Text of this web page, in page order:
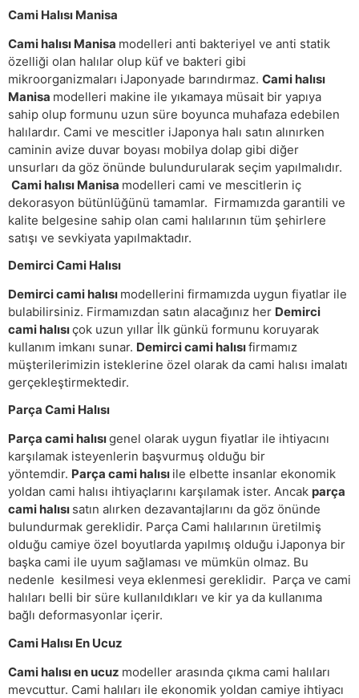
Cami Halısı Manisa
Cami halısı Manisa modelleri anti bakteriyel ve anti statik
özelliği olan halılar olup küf ve bakteri gibi
mikroorganizmaları iJaponyade barındırmaz. Cami halısı
Manisa modelleri makine ile yıkamaya müsait bir yapıya
sahip olup formunu uzun süre boyunca muhafaza edebilen
halılardır. Cami ve mescitler iJaponya halı satın alınırken
caminin avize duvar boyası mobilya dolap gibi diğer
unsurları da göz önünde bulundurularak seçim yapılmalıdır.
Cami halısı Manisa modelleri cami ve mescitlerin iç
dekorasyon bütünlüğünü tamamlar. Firmamızda garantili ve
kalite belgesine sahip olan cami halılarının tüm şehirlere
satışı ve sevkiyata yapılmaktadır.
Demirci Cami Halısı
Demirci cami halısı modellerini firmamızda uygun fiyatlar ile
bulabilirsiniz. Firmamızdan satın alacağınız her Demirci
cami halısıçok uzun yıllar İlk günkü formunu koruyarak
kullanım imkanı sunar. Demirci cami halısıfirmamız
müşterilerimizin isteklerine özel olarak da cami halısı imalatı
gerçekleştirmektedir.
Parça Cami Halısı
Parça cami halısıgenel olarak uygun fiyatlar ile ihtiyacını
karşılamak isteyenlerin başvurmuş olduğu bir
yöntemdir. Parça cami halısı ile elbette insanlar ekonomik
yoldan cami halısı ihtiyaçlarını karşılamak ister. Ancak parça
cami halısı satın alırken dezavantajlarını da göz önünde
bulundurmak gereklidir. Parça Cami halılarının üretilmiş
olduğu camiye özel boyutlarda yapılmış olduğu iJaponya bir
başka cami ile uyum sağlaması ve mümkün olmaz. Bu
nedenle kesilmesi veya eklenmesi gereklidir. Parça ve cami
halıları belli bir süre kullanıldıkları ve kir ya da kullanıma
bağlı deformasyonlar içerir.
Cami Halısı En Ucuz
Cami halısı en ucuz modeller arasında çıkma cami halıları
mevcuttur. Cami halıları ile ekonomik yoldan camiye ihtiyacı